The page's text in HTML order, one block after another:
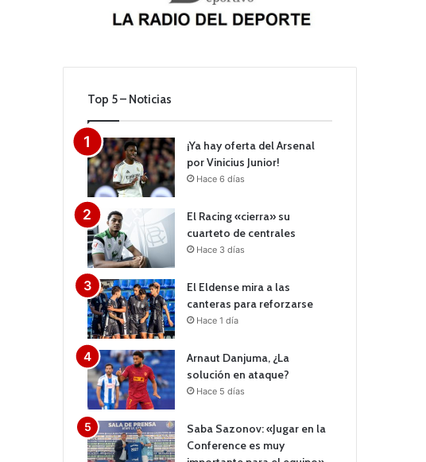
Top 5 – Noticias
¡Ya hay oferta del Arsenal
por Vinicius Junior!
Hace 6 días
El Racing «cierra» su
cuarteto de centrales
Hace 3 días
El Eldense mira a las
canteras para reforzarse
Hace 1 día
Arnaut Danjuma, ¿La
solución en ataque?
Hace 5 días
Saba Sazonov: «Jugar en la
Conference es muy